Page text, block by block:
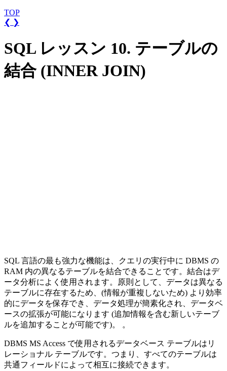
TOP
❮ ❯
SQL レッスン 10. テーブルの
結合 (INNER JOIN)
SQL 言語の最も強力な機能は、クエリの実行中に DBMS の
RAM 内の異なるテーブルを結合できることです。結合はデ
ータ分析によく使用されます。原則として、データは異なる
テーブルに存在するため、(情報が重複しないため) より効率
的にデータを保存でき、データ処理が簡素化され、データベ
ースの拡張が可能になります (追加情報を含む新しいテーブ
ルを追加することが可能です)。 。
DBMS MS Access で使用されるデータベース テーブルはリ
レーショナル テーブルです。つまり、すべてのテーブルは
共通フィールドによって相互に接続できます。